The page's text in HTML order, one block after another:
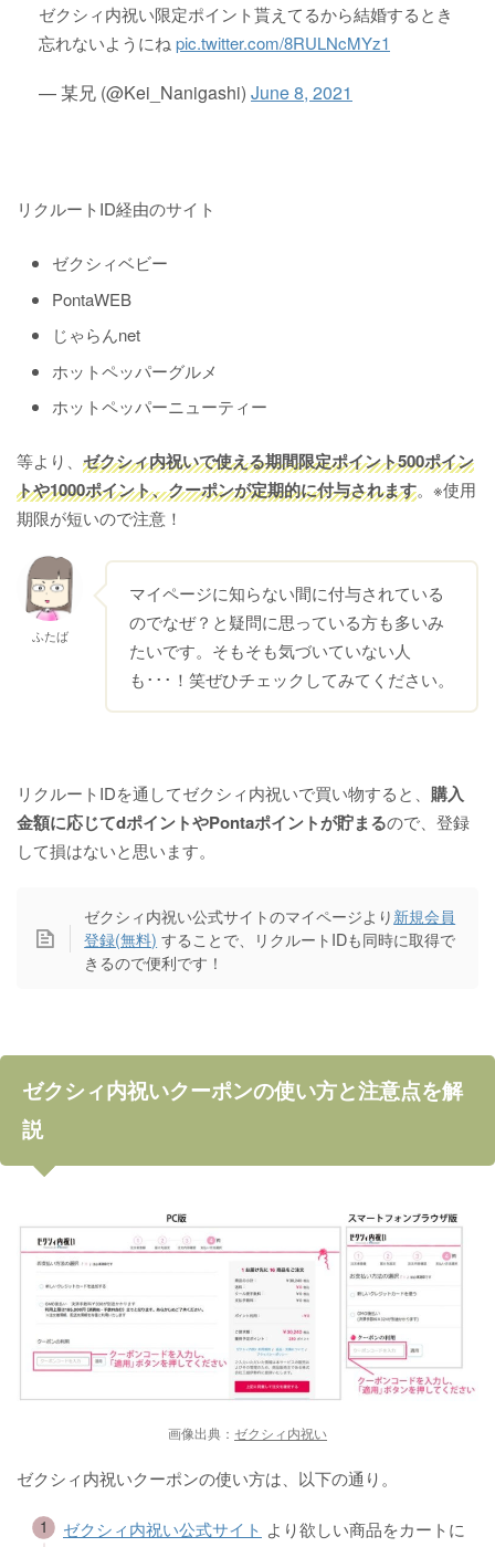
ゼクシィ内祝い限定ポイント貰えてるから結婚するとき
忘れないようにね pic.twitter.com/8RULNcMYz1
— 某兄 (@Kei_Nanigashi) June 8, 2021
リクルートID経由のサイト
ゼクシィベビー
PontaWEB
じゃらんnet
ホットペッパーグルメ
ホットペッパーニューティー
等より、 ゼクシィ内祝いで使える期間限定ポイント500ポイン
トや1000ポイント、クーポンが定期的に付与されます。※使用
期限が短いので注意！
ふたば
マイページに知らない間に付与されている
のでなぜ？と疑問に思っている方も多いみ
たいです。そもそも気づいていない人
も･･･！笑ぜひチェックしてみてください。
リクルートIDを通してゼクシィ内祝いで買い物すると、 購入
金額に応じてdポイントやPontaポイントが貯まるので、登録
して損はないと思います。
ゼクシィ内祝い公式サイトのマイページより新規会員
登録(無料) することで、リクルートIDも同時に取得で
きるので便利です！
ゼクシィ内祝いクーポンの使い方と注意点を解
説
画像出典： ゼクシィ内祝い
ゼクシィ内祝いクーポンの使い方は、以下の通り。
ゼクシィ内祝い公式サイト より欲しい商品をカートに